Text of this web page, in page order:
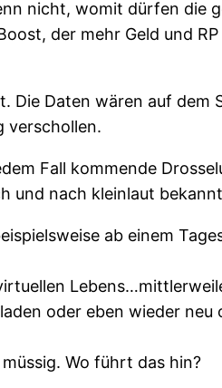
nicht, womit dürfen die
der mehr Geld und
Daten wären auf dem
verschollen.
Fall kommende
und nach kleinlaut
ab einem
oder eben wieder neu
Wo führt das hin?